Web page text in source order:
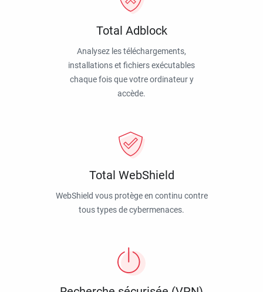
Total Adblock
Analysez les téléchargements,
installations et fichiers exécutables
chaque fois que votre ordinateur y
accède.
Total WebShield
WebShield vous protège en continu contre
tous types de cybermenaces.